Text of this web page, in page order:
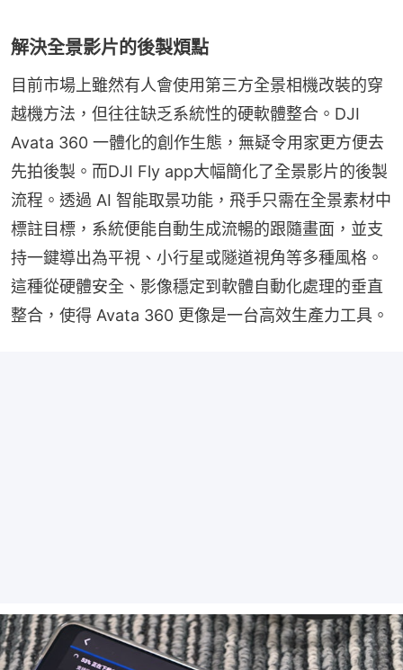
解決全景影片的後製煩點
目前市場上雖然有人會使用第三方全景相機改裝的穿
越機方法，但往往缺乏系統性的硬軟體整合。DJI
Avata 360 一體化的創作生態，無疑令用家更方便去
先拍後製。而DJI Fly app大幅簡化了全景影片的後製
流程。透過 AI 智能取景功能，飛手只需在全景素材中
標註目標，系統便能自動生成流暢的跟隨畫面，並支
持一鍵導出為平視、小行星或隧道視角等多種風格。
這種從硬體安全、影像穩定到軟體自動化處理的垂直
整合，使得 Avata 360 更像是一台高效生產力工具。